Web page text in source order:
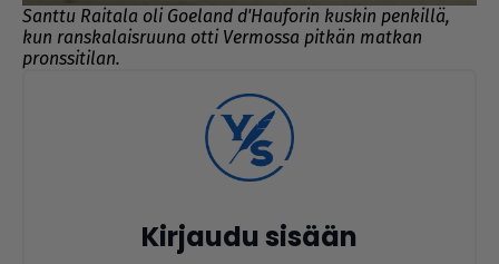
Santtu Raitala oli Goeland d'Hauforin kuskin penkillä,
kun ranskalaisruuna otti Vermossa pitkän matkan
pronssitilan.
Kirjaudu sisään